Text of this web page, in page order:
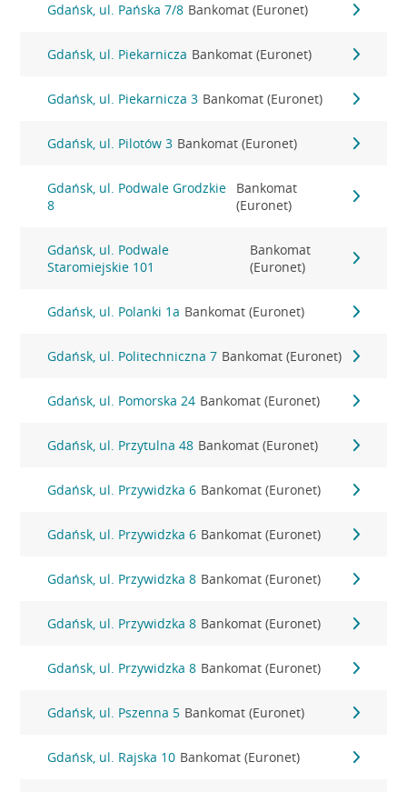
Gdańsk, ul. Pańska 7/8 Bankomat (Euronet)
Gdańsk, ul. Piekarnicza Bankomat (Euronet)
Gdańsk, ul. Piekarnicza 3 Bankomat (Euronet)
Gdańsk, ul. Pilotów 3 Bankomat (Euronet)
Gdańsk, ul. Podwale Grodzkie
8
Bankomat
(Euronet)
Gdańsk, ul. Podwale
Staromiejskie 101
Bankomat
(Euronet)
Gdańsk, ul. Polanki 1a Bankomat (Euronet)
Gdańsk, ul. Politechniczna 7 Bankomat (Euronet)
Gdańsk, ul. Pomorska 24 Bankomat (Euronet)
Gdańsk, ul. Przytulna 48 Bankomat (Euronet)
Gdańsk, ul. Przywidzka 6 Bankomat (Euronet)
Gdańsk, ul. Przywidzka 6 Bankomat (Euronet)
Gdańsk, ul. Przywidzka 8 Bankomat (Euronet)
Gdańsk, ul. Przywidzka 8 Bankomat (Euronet)
Gdańsk, ul. Przywidzka 8 Bankomat (Euronet)
Gdańsk, ul. Pszenna 5 Bankomat (Euronet)
Gdańsk, ul. Rajska 10 Bankomat (Euronet)